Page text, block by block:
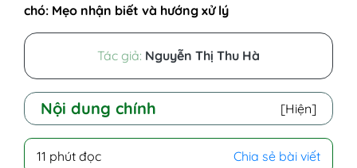
chó: Mẹo nhận biết và hướng xử lý
Tác giả: Nguyễn Thị Thu Hà
Nội dung chính [Hiện]
11 phút đọc Chia sẻ bài viết